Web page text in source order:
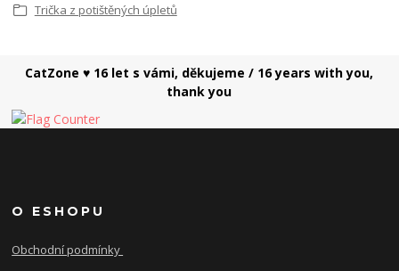
Trička z potištěných úpletů
CatZone ♥ 16 let s vámi, děkujeme / 16 years with you,
thank you
O ESHOPU
Obchodní podmínky